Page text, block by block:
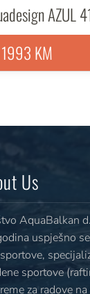
AZUL
1993 KM
Us
AquaBalkan
uspješno
sportove
za radove